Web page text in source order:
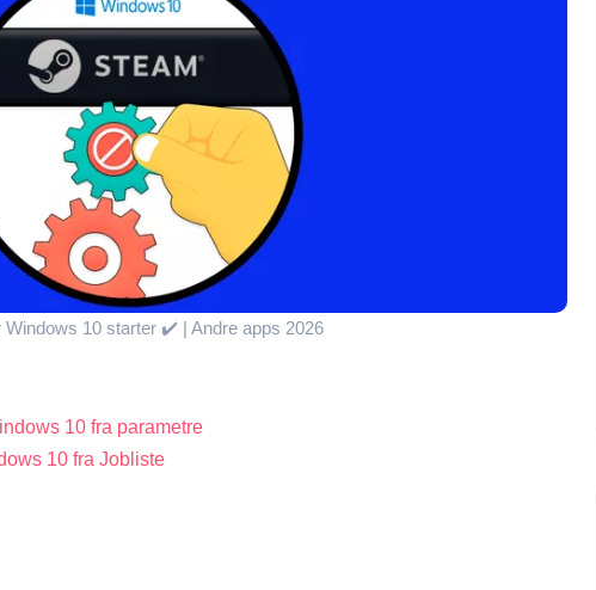
10 starter ✔️ | Andre apps 2026
10 fra parametre
10 fra Jobliste